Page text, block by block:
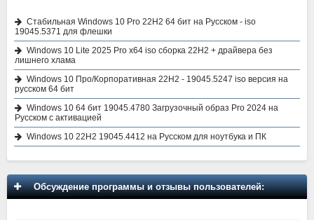
Cтабильная Windows 10 Pro 22H2 64 бит на Русском - iso
19045.5371 для флешки
Windows 10 Lite 2025 Pro x64 iso сборка 22H2 + драйвера без
лишнего хлама
Windows 10 Про/Корпоративная 22H2 - 19045.5247 iso версия на
русском 64 бит
Windows 10 64 бит 19045.4780 Загрузочный образ Pro 2024 на
Русском с активацией
Windows 10 22H2 19045.4412 на Русском для ноутбука и ПК
Обсуждение программы и отзывы пользователей: